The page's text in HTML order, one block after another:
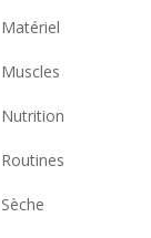
Matériel
Muscles
Nutrition
Routines
Sèche